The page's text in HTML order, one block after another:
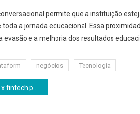
permite que a instituição
toda a jornada educacional. Essa
evasão e a melhoria dos resultados
negócios Tecnologia
saber com quem está se metendo